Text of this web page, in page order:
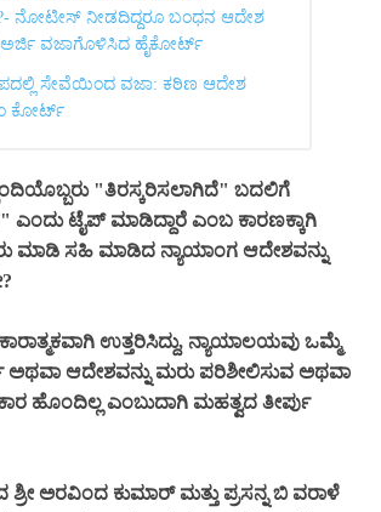
ನೋಟೀಸ್ ನೀಡದಿದ್ದರೂ ಬಂಧನ ಆದೇಶ
ಅರ್ಜಿ ವಜಾಗೊಳಿಸಿದ ಹೈಕೋರ್ಟ್
ಸೇವೆಯಿಂದ ವಜಾ: ಕಠಿಣ ಆದೇಶ
ಕೋರ್ಟ್‌
"ತಿರಸ್ಕರಿಸಲಾಗಿದೆ" ಬದಲಿಗೆ
ಟೈಪ್ ಮಾಡಿದ್ದಾರೆ ಎಂಬ ಕಾರಣಕ್ಕಾಗಿ
ಮಾಡಿ ಸಹಿ ಮಾಡಿದ ನ್ಯಾಯಾಂಗ ಆದೇಶವನ್ನು
ಉತ್ತರಿಸಿದ್ದು, ನ್ಯಾಯಾಲಯವು ಒಮ್ಮೆ
ಅಥವಾ ಆದೇಶವನ್ನು ಮರು ಪರಿಶೀಲಿಸುವ ಅಥವಾ
ಹೊಂದಿಲ್ಲ ಎಂಬುದಾಗಿ ಮಹತ್ವದ ತೀರ್ಪು
ಅರವಿಂದ ಕುಮಾರ್ ಮತ್ತು ಪ್ರಸನ್ನ ಬಿ ವರಾಳೆ